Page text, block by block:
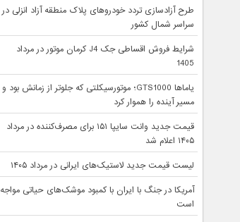
طرح آزادسازی تردد خودروهای پلاک منطقه آزاد انزلی در
سراسر شمال کشور
شرایط فروش اقساطی جک J4 کرمان موتور در مرداد
1405
یاماها GTS1000؛ موتورسیکلتی که جلوتر از زمانش بود و
مسیر آینده را هموار کرد
قیمت جدید وانت سایپا ۱۵۱ برای مصرف‌کننده در مرداد
۱۴۰۵ اعلام شد
لیست قیمت جدید لاستیک‌های ایرانی در مرداد ۱۴۰۵
آمریکا در جنگ با ایران با کمبود موشک‌های حیاتی مواجه
است